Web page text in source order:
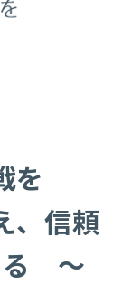
を
、信頼
る ～